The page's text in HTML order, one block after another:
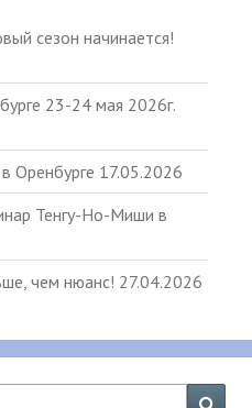
сезон начинается!
23-24 мая 2026г.
Оренбурге 17.05.2026
Тенгу-Но-Миши в
чем нюанс! 27.04.2026